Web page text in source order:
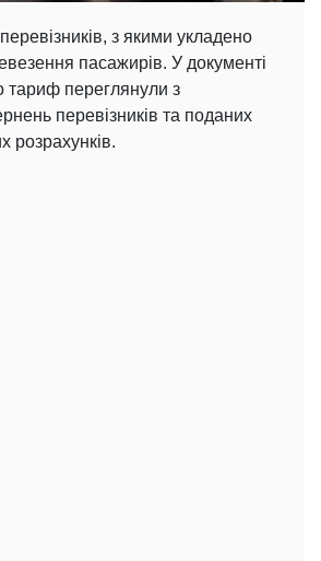
з якими укладено
пасажирів. У документі
тариф переглянули з
перевізників та поданих
розрахунків.